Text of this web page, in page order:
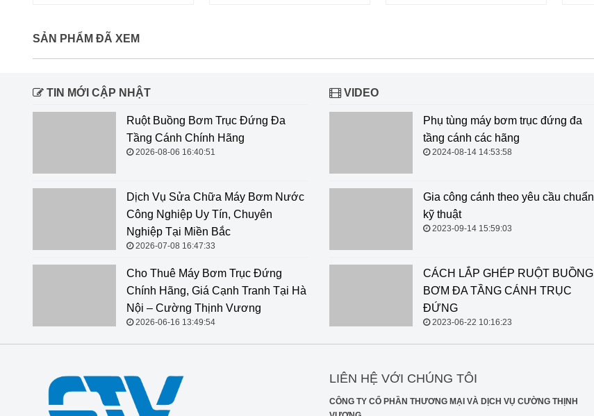
SẢN PHẨM ĐÃ XEM
TIN MỚI CẬP NHẬT
Ruột Buồng Bơm Trục Đứng Đa
Tầng Cánh Chính Hãng
2026-08-06 16:40:51
Dịch Vụ Sửa Chữa Máy Bơm Nước
Công Nghiệp Uy Tín, Chuyên
Nghiệp Tại Miền Bắc
2026-07-08 16:47:33
Cho Thuê Máy Bơm Trục Đứng Chính Hãng, Giá Cạnh
Tranh Tại Hà Nội – Cường Thịnh Vương
VIDEO
Phụ tùng máy bơm trục đứng đa
tầng cánh các hãng
2024-08-14 14:53:58
Gia công cánh theo yêu cầu chuẩn kỹ thuật
CÁCH LẮP GHÉP RUỘT BUỒNG
BƠM ĐA TẦNG CÁNH TRỤC
ĐỨNG
2023-06-22 10:16:23
LIÊN HỆ VỚI CHÚNG TÔI
CÔNG TY CỔ PHẦN THƯƠNG MẠI VÀ DỊCH VỤ CƯỜNG THỊNH